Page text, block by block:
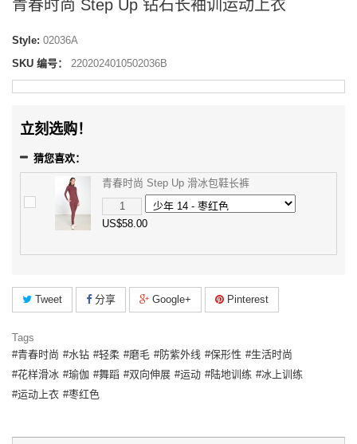
青春时尚 Step Up 钻石长袖训运动上衣
Style: 02036A
SKU 编号：
2202024010502036B
立刻选购！
猜您喜欢：
青春时尚 Step Up 滑冰包鞋长裤
US$58.00
Tweet 分享 Google+ Pinterest
Tags
青春时尚
水钻 轻柔 磨毛 防紫外线 保形性
生活时尚
花样滑冰
瑜伽 舞蹈 双向伸展 运动 陆地训练
冰上训练
运动上衣
枣红色